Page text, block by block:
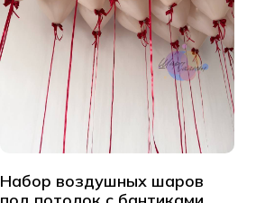
Набор воздушных шаров